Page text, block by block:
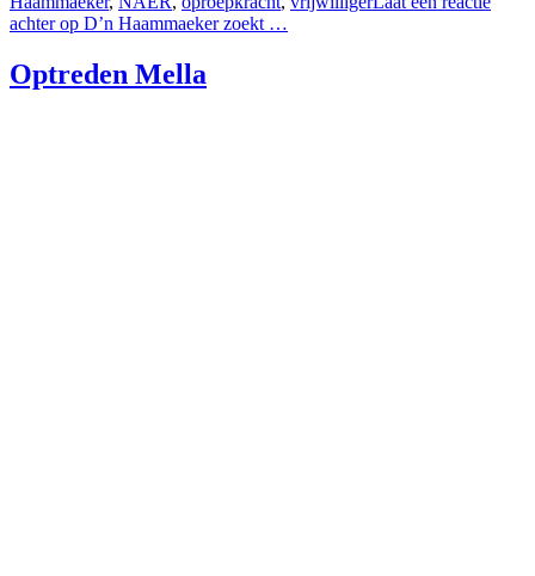
achterop D’n Haammaeker zoekt …
Optreden Mella